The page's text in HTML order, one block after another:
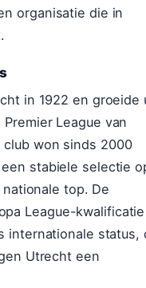
organisatie die in
in 1922 en groeide
League van
won sinds 2000
stabiele selectie
top. De
League-
internationale status,
Utrecht een